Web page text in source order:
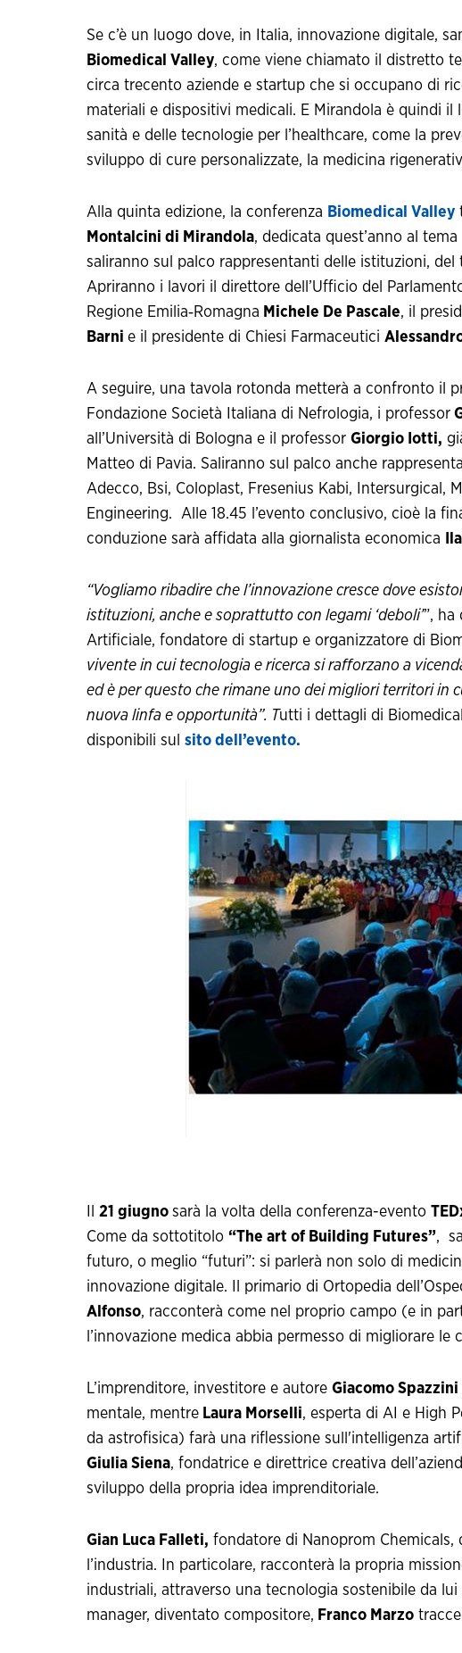
Se c’è un luogo dove, in Italia, innovazione digitale,
Biomedical Valley, come viene chiamato il distretto
circa trecento aziende e startup che si occupano di
materiali e dispositivi medicali. E Mirandola è quindi
sanità e delle tecnologie per l’healthcare, come la
sviluppo di cure personalizzate, la medicina
Alla quinta edizione, la conferenza Biomedical Valley
Montalcini di Mirandola, dedicata quest’anno al tema
saliranno sul palco rappresentanti delle istituzioni,
Apriranno i lavori il direttore dell’Ufficio del
Regione Emilia‑Romagna Michele De Pascale, il
Barni e il presidente di Chiesi Farmaceutici
A seguire, una tavola rotonda metterà a confronto il
Fondazione Società Italiana di Nefrologia, i professor
all’Università di Bologna e il professor Giorgio Iotti,
Matteo di Pavia. Saliranno sul palco anche
Adecco, Bsi, Coloplast, Fresenius Kabi, Intersurgical,
Engineering. Alle 18.45 l’evento conclusivo, cioè la
conduzione sarà affidata alla giornalista economica
“Vogliamo ribadire che l’innovazione cresce dove
istituzioni, anche e soprattutto con legami ‘deboli’”, ha
Artificiale, fondatore di startup e organizzatore di
vivente in cui tecnologia e ricerca si rafforzano a
ed è per questo che rimane uno dei migliori territori in
nuova linfa e opportunità”. Tutti i dettagli di
disponibili sul sito dell’evento.
21 giugno sarà la volta della conferenza-evento
Come da sottotitolo “The art of Building Futures”,
futuro, o meglio “futuri”: si parlerà non solo di
innovazione digitale. Il primario di Ortopedia
Alfonso, racconterà come nel proprio campo (e in
l’innovazione medica abbia permesso di migliorare le
L’imprenditore, investitore e autore Giacomo Spazzini
mentale, mentre Laura Morselli, esperta di AI e High
da astrofisica) farà una riflessione sull'intelligenza
Giulia Siena, fondatrice e direttrice creativa
sviluppo della propria idea imprenditoriale.
Gian Luca Falleti, fondatore di Nanoprom Chemicals,
l’industria. In particolare, racconterà la propria
industriali, attraverso una tecnologia sostenibile da
manager, diventato compositore, Franco Marzo